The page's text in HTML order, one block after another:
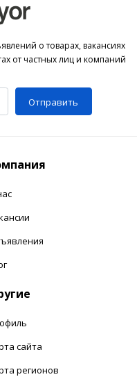
о товарах, вакансиях
от частных лиц и компаний
Отправить
сайта
регионов